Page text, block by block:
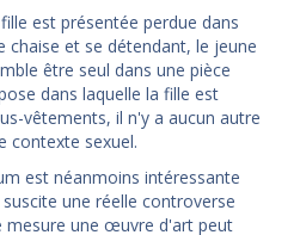
est présentée perdue dans
chaise et se détendant, le jeune
être seul dans une pièce
dans laquelle la fille est
vêtements, il n'y a aucun autre
contexte sexuel.
est néanmoins intéressante
une réelle controverse
mesure une œuvre d'art peut